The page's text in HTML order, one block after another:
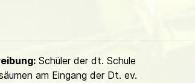
Schüler der dt. Schule
am Eingang der Dt. ev.